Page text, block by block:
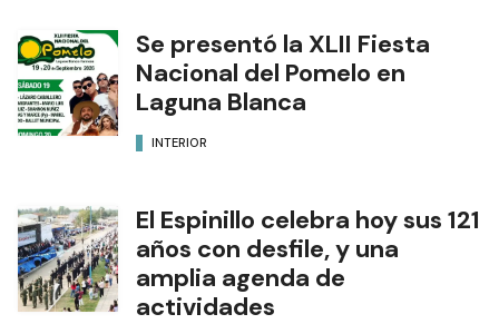
Se presentó la XLII Fiesta
Nacional del Pomelo en
Laguna Blanca
INTERIOR
El Espinillo celebra hoy sus 121
años con desfile, y una
amplia agenda de
actividades